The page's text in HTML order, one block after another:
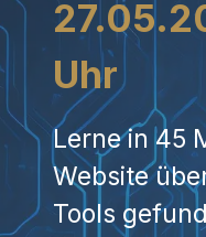
KI-SEO Webinar
Uhr
Lerne in 45
Website
Tools